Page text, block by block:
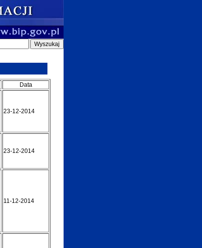
Data
23-12-2014
23-12-2014
11-12-2014